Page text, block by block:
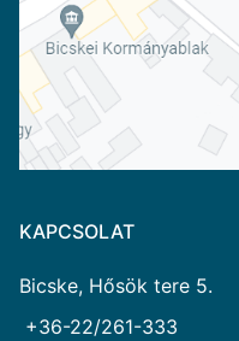
KAPCSOLAT
Bicske, Hősök tere 5.
+36-22/261-333